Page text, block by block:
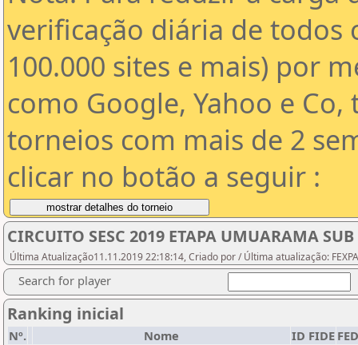
verificação diária de todos
100.000 sites e mais) por
como Google, Yahoo e
torneios com mais de 2
clicar no botão a seguir :
CIRCUITO SESC 2019 ETAPA UMUARAMA
Última Atualização11.11.2019 22:18:14, Criado por / Última atualização:
Search for player
Ranking inicial
Nº. Nome ID FIDE FED